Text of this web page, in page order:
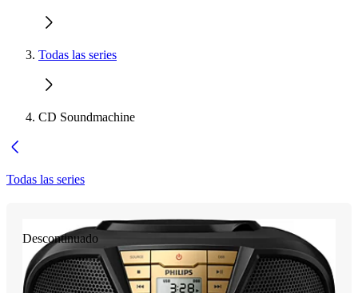
Todas las series
CD Soundmachine
Todas las series
Descontinuado